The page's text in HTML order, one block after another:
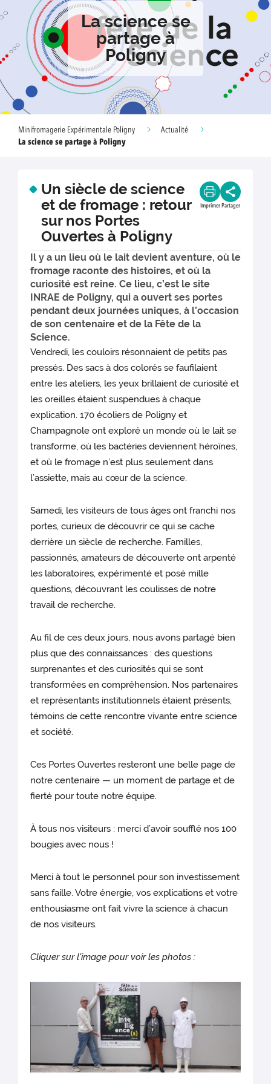
La science se
partage à
Poligny
Minifromagerie Expérimentale Poligny
Actualité
La science se partage à Poligny
Un siècle de science
et de fromage : retour
sur nos Portes
Ouvertes à Poligny
Imprimer Partager
Il y a un lieu où le lait devient aventure, où le
fromage raconte des histoires, et où la
curiosité est reine. Ce lieu, c’est le site
INRAE de Poligny, qui a ouvert ses portes
pendant deux journées uniques, à l’occasion
de son centenaire et de la Fête de la
Science.
Vendredi, les couloirs résonnaient de petits pas
pressés. Des sacs à dos colorés se faufilaient
entre les ateliers, les yeux brillaient de curiosité et
les oreilles étaient suspendues à chaque
explication. 170 écoliers de Poligny et
Champagnole ont exploré un monde où le lait se
transforme, où les bactéries deviennent héroïnes,
et où le fromage n’est plus seulement dans
l’assiette, mais au cœur de la science.
Samedi, les visiteurs de tous âges ont franchi nos
portes, curieux de découvrir ce qui se cache
derrière un siècle de recherche. Familles,
passionnés, amateurs de découverte ont arpenté
les laboratoires, expérimenté et posé mille
questions, découvrant les coulisses de notre
travail de recherche.
Au fil de ces deux jours, nous avons partagé bien
plus que des connaissances : des questions
surprenantes et des curiosités qui se sont
transformées en compréhension. Nos partenaires
et représentants institutionnels étaient présents,
témoins de cette rencontre vivante entre science
et société.
Ces Portes Ouvertes resteront une belle page de
notre centenaire — un moment de partage et de
fierté pour toute notre équipe.
À tous nos visiteurs : merci d’avoir soufflé nos 100
bougies avec nous !
Merci à tout le personnel pour son investissement
sans faille. Votre énergie, vos explications et votre
enthousiasme ont fait vivre la science à chacun
de nos visiteurs.
Cliquer sur l'image pour voir les photos :